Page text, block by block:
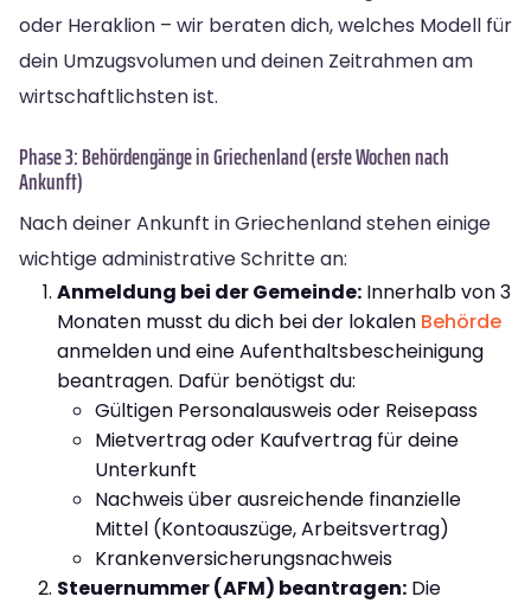
oder Heraklion – wir beraten dich, welches Modell für
dein Umzugsvolumen und deinen Zeitrahmen am
wirtschaftlichsten ist.
Phase 3: Behördengänge in Griechenland (erste Wochen nach
Ankunft)
Nach deiner Ankunft in Griechenland stehen einige
wichtige administrative Schritte an:
Anmeldung bei der Gemeinde: Innerhalb von 3
Monaten musst du dich bei der lokalen Behörde
anmelden und eine Aufenthaltsbescheinigung
beantragen. Dafür benötigst du:
Gültigen Personalausweis oder Reisepass
Mietvertrag oder Kaufvertrag für deine
Unterkunft
Nachweis über ausreichende finanzielle
Mittel (Kontoauszüge, Arbeitsvertrag)
Krankenversicherungsnachweis
Steuernummer (AFM) beantragen: Die